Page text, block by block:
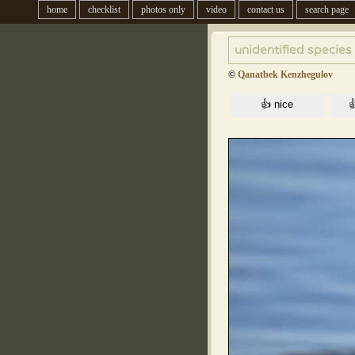
home checklist photos only video contact us search page
unidentified species
© Qanatbek Kenzhegulov